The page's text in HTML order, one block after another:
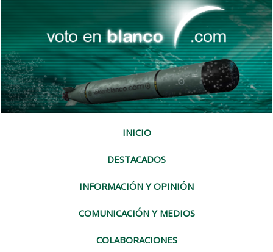
INICIO
DESTACADOS
INFORMACIÓN Y OPINIÓN
COMUNICACIÓN Y MEDIOS
COLABORACIONES